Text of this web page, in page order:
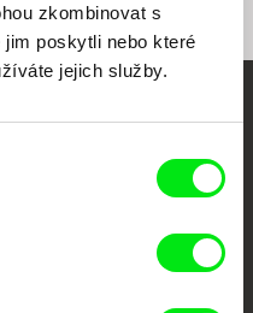
zkombinovat s
poskytli nebo které
jejich služby.